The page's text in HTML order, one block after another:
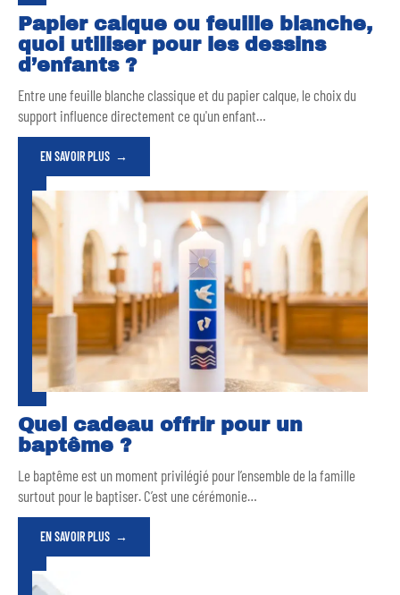
Papier calque ou feuille blanche,
quoi utiliser pour les dessins
d’enfants ?
Entre une feuille blanche classique et du papier calque, le choix du
support influence directement ce qu'un enfant…
EN SAVOIR PLUS
Quel cadeau offrir pour un
baptême ?
Le baptême est un moment privilégié pour l’ensemble de la famille
surtout pour le baptiser. C’est une cérémonie…
EN SAVOIR PLUS